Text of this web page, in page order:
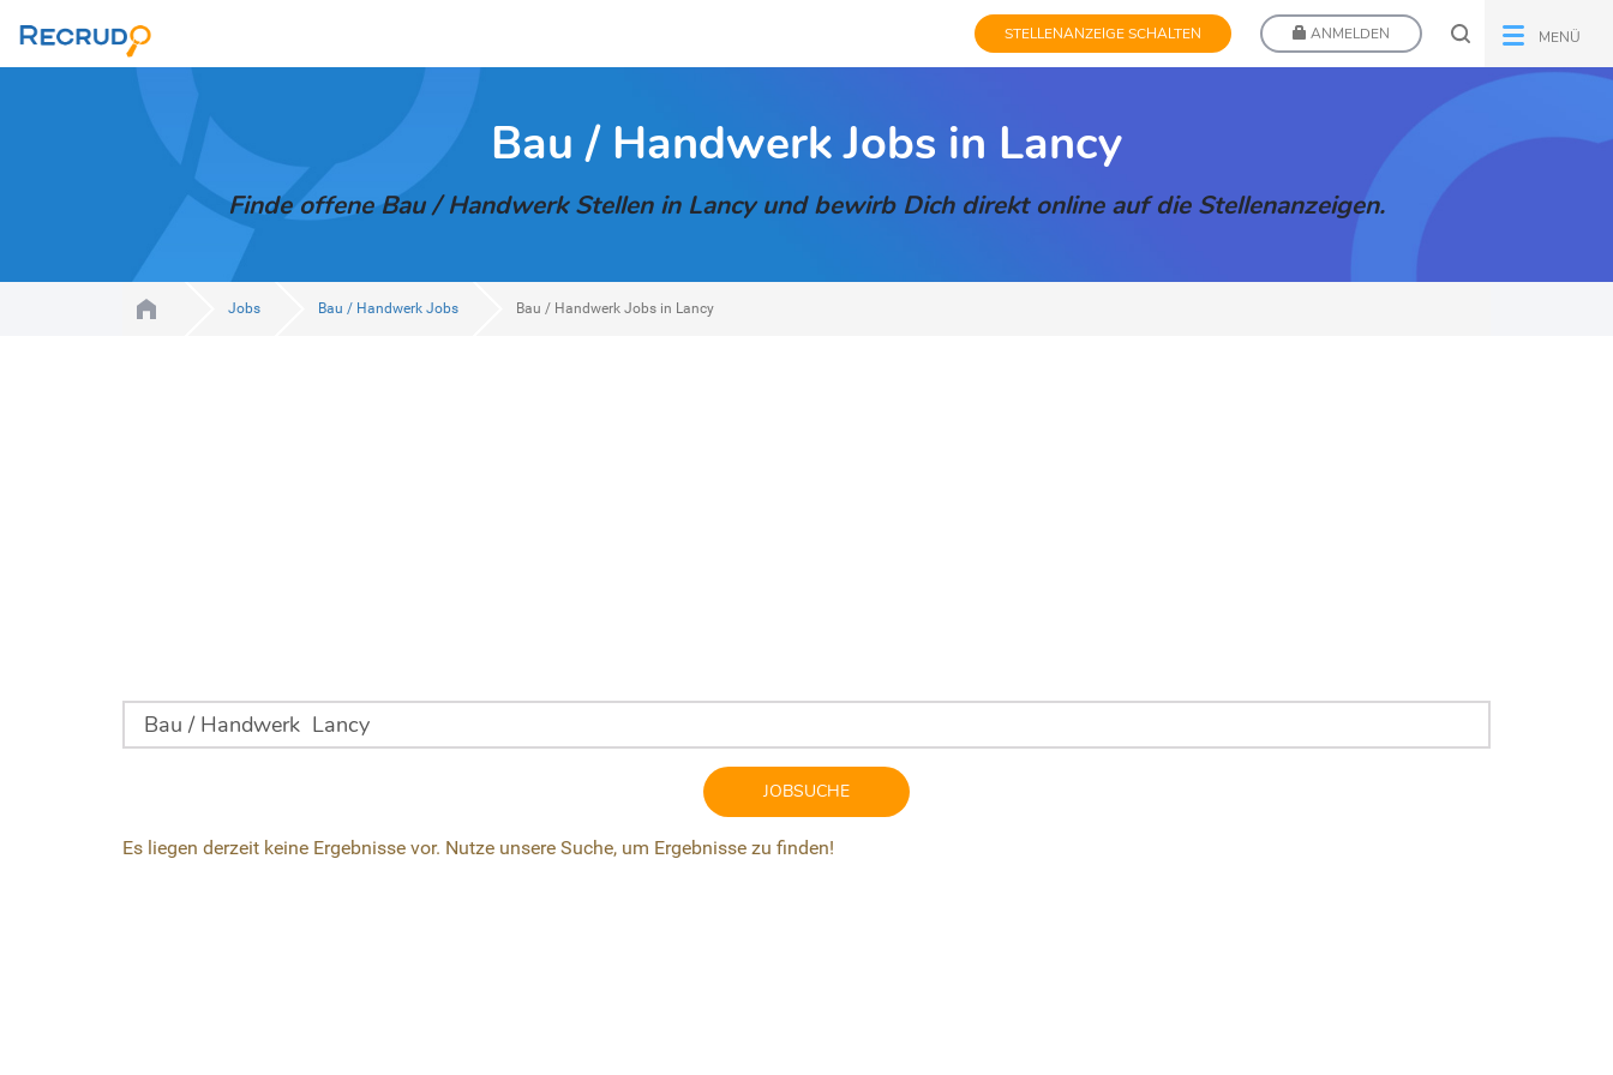
STELLENANZEIGE SCHALTEN ANMELDEN MENÜ
Bau / Handwerk Jobs in Lancy
Finde offene Bau / Handwerk Stellen in Lancy und bewirb Dich direkt online auf die Stellenanzeigen.
Jobs Bau / Handwerk Jobs Bau / Handwerk Jobs in Lancy
JOBSUCHE
Es liegen derzeit keine Ergebnisse vor. Nutze unsere Suche, um Ergebnisse zu finden!